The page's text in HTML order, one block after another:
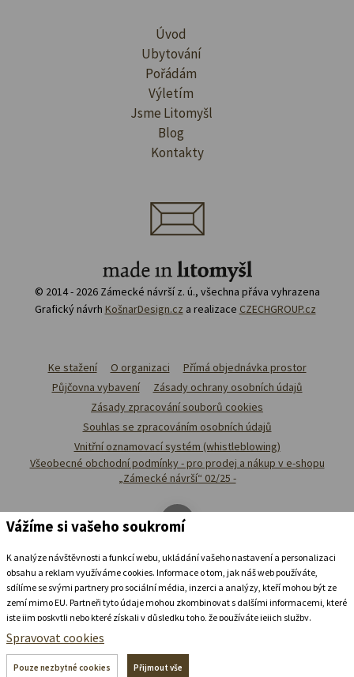
Ubytovat se v
+420 739 337 992
Úvod
Ubytování
Pořádám
Výletím
Jsme Litomyšl
Blog
Kontakty
© 2014 - 2026 Zámecké návrší z. ú., všechna přáva vyhrazena
Grafický návrh KošnarDesign.cz a realizace CZECHGROUP.cz
Ke stažení O organizaci
Přímá objednávka prostor
Půjčovna vybavení
Zásady ochrany osobních údajů
Zásady zpracování souborů cookies
Souhlas se zpracováním osobních údajů
Vnitřní oznamovací systém (whistleblowing)
Všeobecné obchodní podmínky - pro prodej a nákup v e-shopu
„Zámecké návrší“ 02/25 -
Vážíme si vašeho soukromí
K analýze návštěvnosti a funkcí webu, ukládání vašeho nastavení a personalizaci
obsahu a reklam využíváme cookies. Informace o tom, jak náš web používáte,
sdílíme se svými partnery pro sociální média, inzerci a analýzy, kteří mohou být ze
zemí mimo EU. Partneři tyto údaje mohou zkombinovat s dalšími informacemi, které
jste jim poskytli nebo které získali v důsledku toho, že používáte jejich služby.
Podrobné informace
Spravovat cookies
Pouze nezbytné cookies Přijmout vše